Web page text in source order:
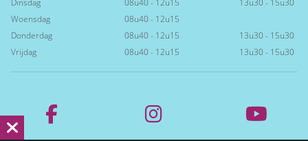
Dinsdag
08u40 - 12u15
13u30 - 15u30
Woensdag
08u40 - 12u15
Donderdag
08u40 - 12u15
13u30 - 15u30
Vrijdag
08u40 - 12u15 13u30 - 15u30